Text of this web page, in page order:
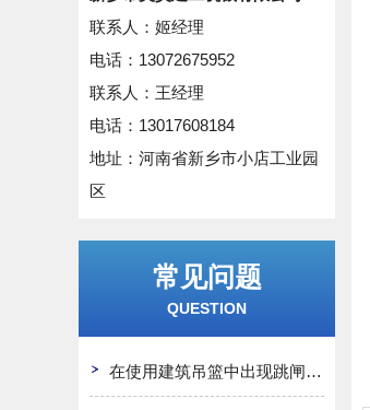
联系人：姬经理
电话：13072675952
联系人：王经理
电话：13017608184
地址：河南省新乡市小店工业园
区
常见问题
QUESTION
在使用建筑吊篮中出现跳闸怎么办